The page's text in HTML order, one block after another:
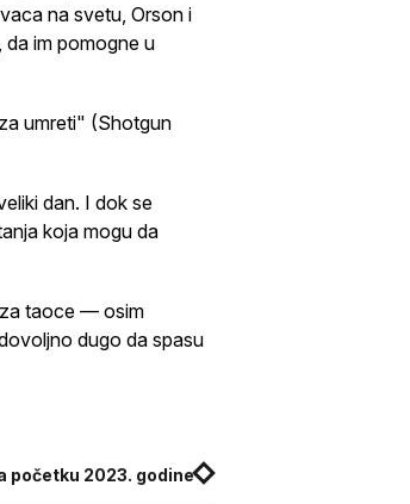
na svetu, Orson i
da im pomogne u
umreti" (Shotgun
dan. I dok se
koja mogu da
za taoce — osim
dugo da spasu
početku 2023. godine